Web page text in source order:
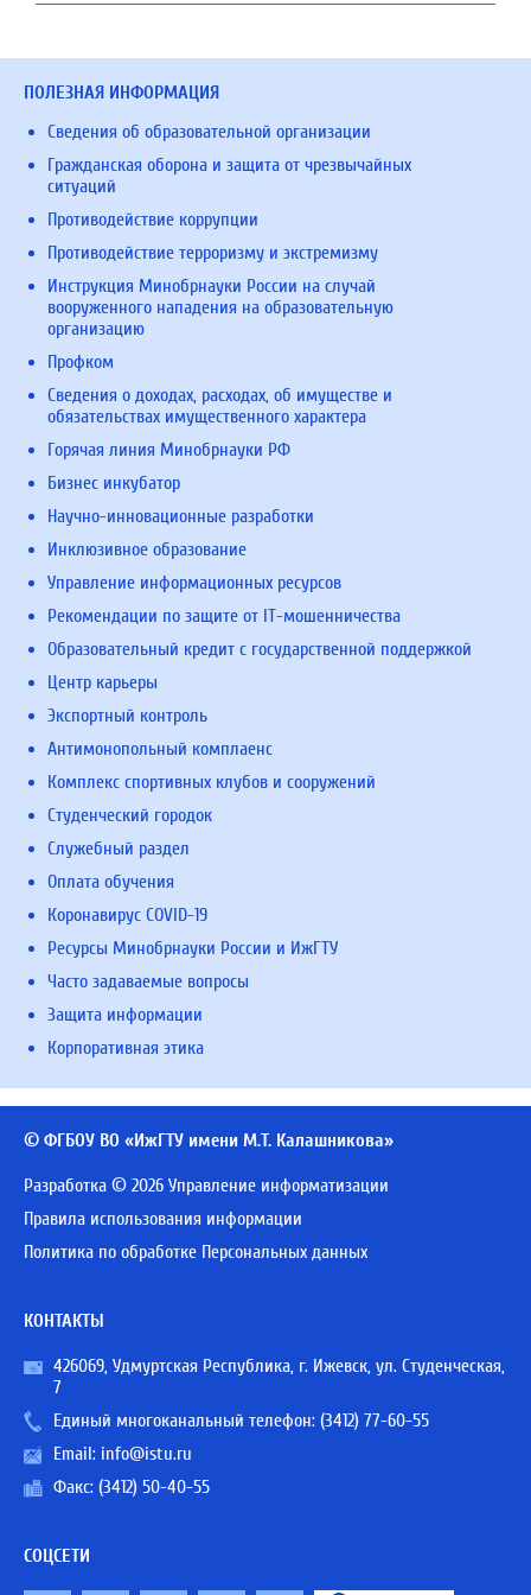
ПОЛЕЗНАЯ ИНФОРМАЦИЯ
Сведения об образовательной организации
Гражданская оборона и защита от чрезвычайных
ситуаций
Противодействие коррупции
Противодействие терроризму и экстремизму
Инструкция Минобрнауки России на случай
вооруженного нападения на образовательную
организацию
Профком
Сведения о доходах, расходах, об имуществе и
обязательствах имущественного характера
Горячая линия Минобрнауки РФ
Бизнес инкубатор
Научно-инновационные разработки
Инклюзивное образование
Управление информационных ресурсов
Рекомендации по защите от IT-мошенничества
Образовательный кредит с государственной поддержкой
Центр карьеры
Экспортный контроль
Антимонопольный комплаенс
Комплекс спортивных клубов и сооружений
Студенческий городок
Служебный раздел
Оплата обучения
Коронавирус COVID-19
Ресурсы Минобрнауки России и ИжГТУ
Часто задаваемые вопросы
Защита информации
Корпоративная этика
© ФГБОУ ВО «ИжГТУ имени М.Т. Калашникова»
Разработка © 2026 Управление информатизации
Правила использования информации
Политика по обработке Персональных данных
КОНТАКТЫ
426069, Удмуртская Республика, г. Ижевск, ул. Студенческая,
7
Единый многоканальный телефон: (3412) 77-60-55
Email: info@istu.ru
Факс: (3412) 50-40-55
СОЦСЕТИ